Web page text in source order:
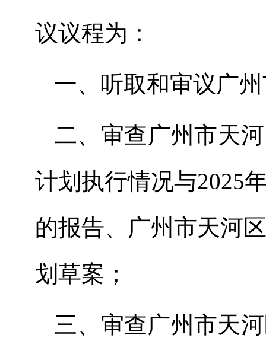
议议程为：
一、 听取和审议广
二、 审查广州市天
计划执行情况与2025
的报告、 广州市天河
划草案；
三、 审查广州市天